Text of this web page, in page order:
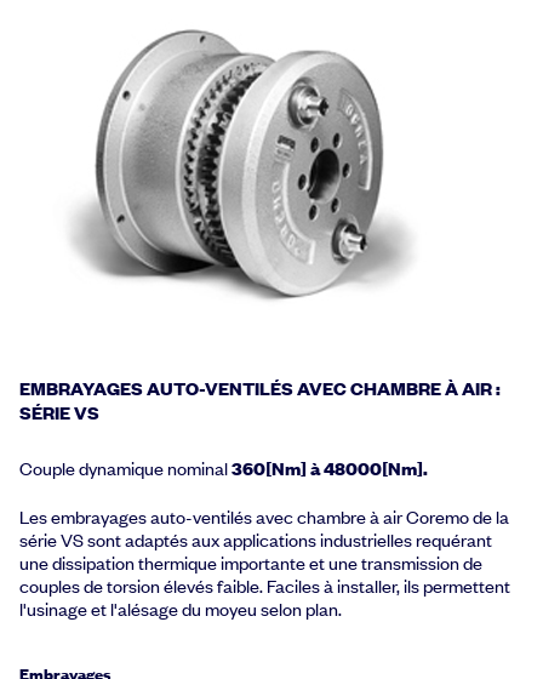
EMBRAYAGES AUTO-VENTILÉS AVEC CHAMBRE À AIR :
SÉRIE VS
Couple dynamique nominal360[Nm] à 48000[Nm].
Les embrayages auto-ventilés avec chambre à air Coremo de la
série VS sont adaptés aux applications industrielles requérant
une dissipation thermique importante et une transmission de
couples de torsion élevés faible. Faciles à installer, ils permettent
l'usinage et l'alésage du moyeu selon plan.
Embrayages